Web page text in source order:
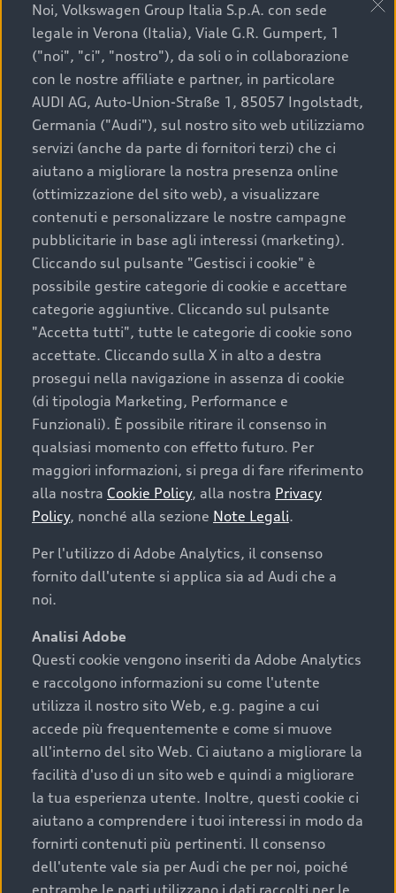
A breve verrai ricontattato dal Customer Care
Audi Center o direttamente dal Concessionario
che ti supporterà per finalizzare la tua richiesta.
La qualità di acquistare
un’auto usata Audi
Scegliere un’auto usata è una decisione che coniuga
convenienza, affidabilità e sostenibilità. Per fare un
acquisto sicuro, è essenziale considerare aspetti
determinanti come la garanzia inclusa e l’affidabilità del
marchio. Audi offre l’auto usata perfetta tramite Audi
Prima Scelta :plus
Cosa sapere prima di
acquistare la tua prossima
auto
I requisiti fondamentali da considerare prima di
acquistare un’auto usata, oltre al prezzo e all'aspetto,
chilometraggio: un valore contenuto corrisponde a
uno stato migliore del veicolo e a una maggiore
durata nel tempo;
cronologia dei tagliandi: una documentazione
completa della vettura certifica una manutenzione
costante e accurata;
condizioni della carrozzeria e degli interni: una
buona conservazione evidenzia cura e attenzione del
precedente proprietario;
Noi, Volkswagen Group Italia S.p.A. con sede
legale in Verona (Italia), Viale G.R. Gumpert, 1
("noi", "ci", "nostro"), da soli o in collaborazione
con le nostre affiliate e partner, in particolare
AUDI AG, Auto-Union-Straße 1, 85057 Ingolstadt,
Germania ("Audi"), sul nostro sito web utilizziamo
servizi (anche da parte di fornitori terzi) che ci
aiutano a migliorare la nostra presenza online
(ottimizzazione del sito web), a visualizzare
contenuti e personalizzare le nostre campagne
pubblicitarie in base agli interessi (marketing).
Cliccando sul pulsante "Gestisci i cookie" è
possibile gestire categorie di cookie e accettare
categorie aggiuntive. Cliccando sul pulsante
"Accetta tutti", tutte le categorie di cookie sono
accettate. Cliccando sulla X in alto a destra
prosegui nella navigazione in assenza di cookie
(di tipologia Marketing, Performance e
Funzionali). È possibile ritirare il consenso in
qualsiasi momento con effetto futuro. Per
maggiori informazioni, si prega di fare riferimento
alla nostra Cookie Policy, alla nostra Privacy
Policy, nonché alla sezione Note Legali.
Per l'utilizzo di Adobe Analytics, il consenso
fornito dall'utente si applica sia ad Audi che a
noi.
Analisi Adobe
Questi cookie vengono inseriti da Adobe Analytics
e raccolgono informazioni su come l'utente
utilizza il nostro sito Web, e.g. pagine a cui
accede più frequentemente e come si muove
all'interno del sito Web. Ci aiutano a migliorare la
facilità d'uso di un sito web e quindi a migliorare
la tua esperienza utente. Inoltre, questi cookie ci
aiutano a comprendere i tuoi interessi in modo da
fornirti contenuti più pertinenti. Il consenso
dell'utente vale sia per Audi che per noi, poiché